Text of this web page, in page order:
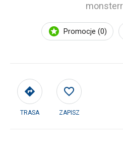
Promocje (0)
TRASA ZAPISZ